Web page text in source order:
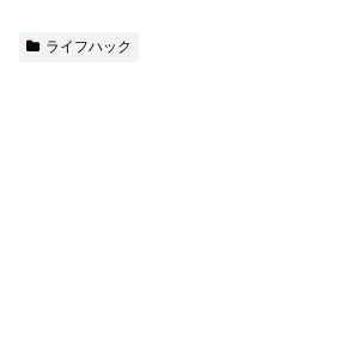
ライフハック